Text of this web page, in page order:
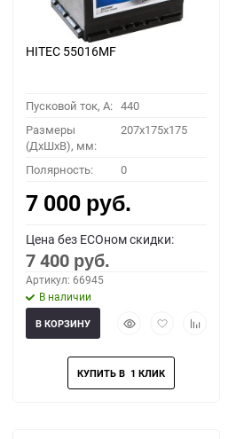
HITEC 55016MF
Пусковой ток, A: 440
Размеры
(ДхШхВ), мм:
207x175x175
Полярность: 0
7 000 руб.
Цена без ECOном скидки:
7 400 руб.
Артикул: 66945
В наличии
БыстрыйДобавить
избранное
Добавить
В КОРЗИНУ